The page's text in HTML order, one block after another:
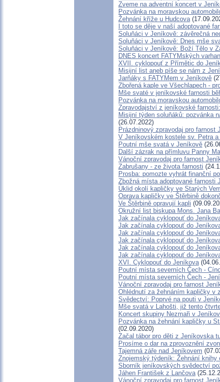
Zveme na adventní koncert v
Pozvánka na moravskou
Žehnání kříže u Hudcova
I toto se děje v naší adoptované
Soluňáci v Jeníkově: závěrečná
Soluňáci v Jeníkově: Dnes mše
Soluňáci v Jeníkově: Boží Tělo v
DNES koncert FATYMských
XVII. cyklopouť z Přímětic do
Misijní list aneb píše se nám z
Jarňáky s FATYMem v Jeníkově
Zbořená kaple ve Všechlapech -
Mše svaté v jeníkovské farnosti
Pozvánka na moravskou
Zpravodajství z jeníkovské
Misijní týden soluňáků: pozvánka
(26.07.2022)
Prázdninový zpravodaj pro farnost
V Jeníkovském kostele sv. Petra
Poutní mše svatá v Jeníkově
Další zázrak na přímluvu Panny
Vánoční zpravodaj pro farnost
Zabrušany - ze života farnosti
Prosba: pomozte vyhrát finanční
Zbožná místa adoptované farnosti
Úklid okolí kapličky ve Starých
Oprava kapličky ve Štěrbině
Ve Štěrbině opravují kapli
Okružní list biskupa Mons. Jana
Jak začínala cyklopouť do
Jak začínala cyklopouť do
Jak začínala cyklopouť do
Jak začínala cyklopouť do
Jak začínala cyklopouť do
Jak začínala cyklopouť do
XVI. Cyklopouť do Jeníkova
Poutní místa severních Čech -
Poutní místa severních Čech -
Vánoční zpravodaj pro farnost
Ohlédnutí za žehnáním kapličky v
Svědectví: Poprvé na pouti v
Mše svatá v Lahošti, již tento
Koncert skupiny Nezmaři v
Pozvánka na žehnání kapličky u
(02.09.2020)
Začal tábor pro děti z Jeníkovska
Prosíme o dar na zprovoznění
Tajemná záře nad Jeníkovem
Znojemský týdeník: Žehnání knihy
Sborník jeníkovských svědectví
Jáhen František z Lančova
Vánoční zpravodaj pro farnost